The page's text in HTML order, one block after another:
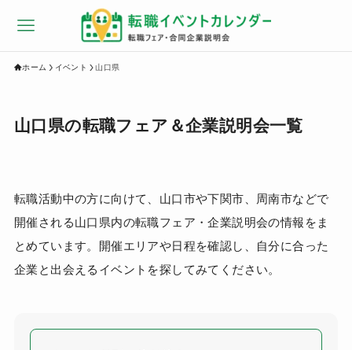
ホーム イベント 山口県
山口県の転職フェア＆企業説明会一覧
転職活動中の方に向けて、山口市や下関市、周南市などで
開催される山口県内の転職フェア・企業説明会の情報をま
とめています。開催エリアや日程を確認し、自分に合った
企業と出会えるイベントを探してみてください。